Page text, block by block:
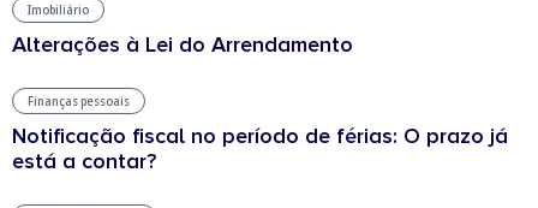
Imobiliário
Alterações à Lei do Arrendamento
Finanças pessoais
Notificação fiscal no período de férias: O prazo já
está a contar?